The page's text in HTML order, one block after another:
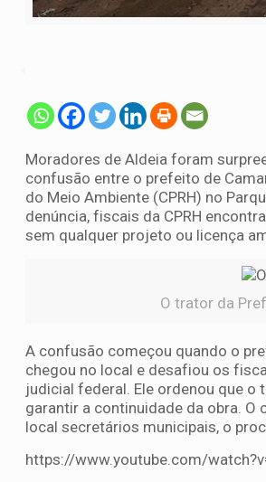
Moradores de Aldeia foram
confusão entre o prefeito de
do Meio Ambiente (CPRH) no
denúncia, fiscais da CPRH
sem qualquer projeto ou licença
O trator da
A confusão começou quando o
chegou no local e desafiou os
judicial federal. Ele ordenou que
garantir a continuidade da obra.
local secretários municipais, o
https://www.youtube.com/